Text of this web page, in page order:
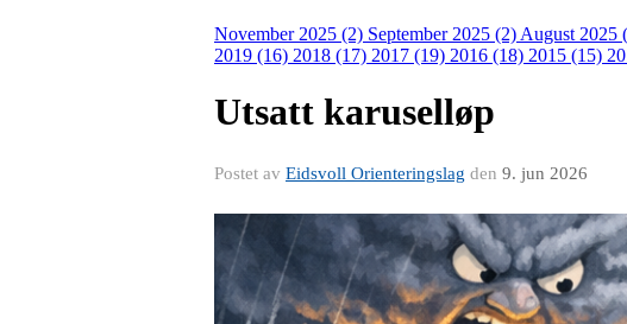
November 2025 (2) September 2025 (2) August 2025
2019 (16) 2018 (17) 2017 (19) 2016 (18) 2015 (15)
Utsatt karuselløp
Postet av Eidsvoll Orienteringslag den 9. jun 2026